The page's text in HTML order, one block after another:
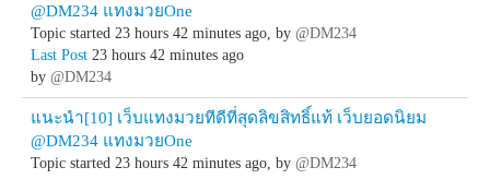
@DM234 แทงมวยOne
Topic started 23 hours 42 minutes ago, by @DM234
Last Post 23 hours 42 minutes ago
by @DM234
แนะนำ[10] เว็บแทงมวยทีดีที่สุดลิขสิทธิ์แท้ เว็บยอดนิยม
@DM234 แทงมวยOne
Topic started 23 hours 42 minutes ago, by @DM234